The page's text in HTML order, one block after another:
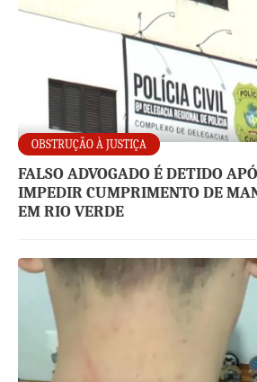
OBSTRUÇÃO À JUSTIÇA
FALSO ADVOGADO É DETIDO
IMPEDIR CUMPRIMENTO DE
EM RIO VERDE